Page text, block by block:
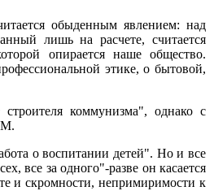
обыденным явлением: над
лишь на расчете, считается
опирается наше общество.
этике, о бытовой,
коммунизма", однако с
о воспитании детей". Но и все
все за одного"-разве он касается
и скромности, непримиримости к